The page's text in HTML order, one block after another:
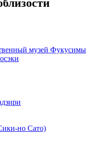
музей Фукусимы
но Сато)